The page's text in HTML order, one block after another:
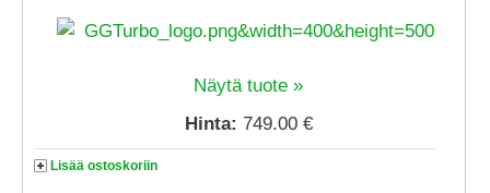
Näytä tuote »
Hinta: 749.00 €
Lisää ostoskoriin